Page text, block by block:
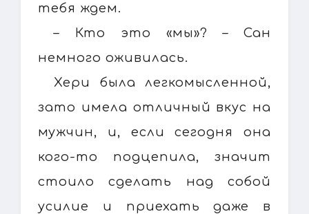
тебя ждем.
– Кто это «мы»? – Сан
немного оживилась.
Хери была легкомысленной,
зато имела отличный вкус на
мужчин, и, если сегодня она
кого-то подцепила, значит
стоило сделать над собой
усилие и приехать даже в